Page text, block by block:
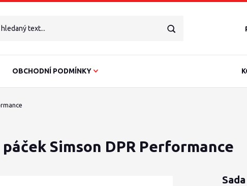
OBCHODNÍ PODMÍNKY
páček Simson DPR Performance